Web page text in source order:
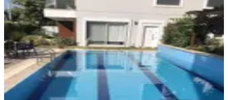
Özdere Çukuraltında Site İçinde
Yazkış Sabit Kiralık Eşyalı Fourtex
Yeni Bina Yazlık Villa
İzmir, Menderes
5+2
· 260 m²·Villa tipi·13.07.2026
60.000 ₺